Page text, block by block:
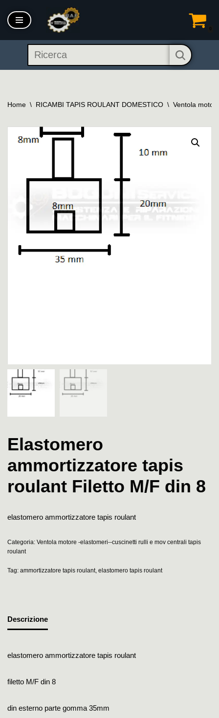
Vai
contenuto
Home \ RICAMBI TAPIS ROULANT DOMESTICO \ Ventola
Elastomero
ammortizzatore tapis
roulant Filetto M/F din 8
elastomero ammortizzatore tapis roulant
Categoria: Ventola motore -elastomeri--cuscinetti rulli e mov centrali tapis
roulant
Tag: ammortizzatore tapis roulant, elastomero tapis roulant
Descrizione
elastomero ammortizzatore tapis roulant
filetto M/F din 8
din esterno parte gomma 35mm